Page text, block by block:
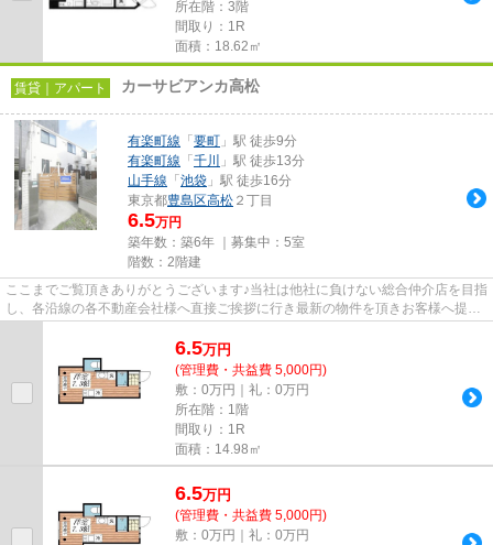
所在階：3階
間取り：1R
面積：18.62㎡
賃貸｜アパート カーサビアンカ高松
有楽町線 「 要町 」駅 徒歩9分
有楽町線 「 千川
」駅 徒歩13分
山手線 「 池袋 」駅 徒歩16分
東京都豊島区高松 ２丁目
6.5万円
築年数：築6年 ｜募集中： 5室
階数：2階建
ここまでご覧頂きありがとうございます♪当社は他社に負けない総合仲介店を目指
し、各沿線の各不動産会社様へ直接ご挨拶に行き最新の物件を頂きお客様へ提供
6.5万円
(管理費・共益費 5,000円)
敷：0万円｜礼：0万円
所在階：1階
間取り：1R
面積：14.98㎡
6.5万円
(管理費・共益費 5,000円)
敷：0万円｜礼：0万円